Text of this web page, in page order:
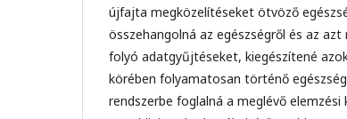
újfajta megközelítéseket ötvöző
összehangolná az egészségről és az
folyó adatgyűjtéseket, kiegészítené
körében folyamatosan történő
rendszerbe foglalná a meglévő